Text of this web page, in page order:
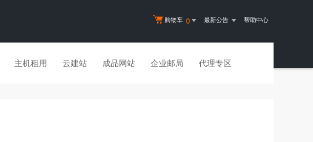
购物车 0 最新公告 帮助中心
主机租用 云建站 成品网站 企业邮局 代理专区